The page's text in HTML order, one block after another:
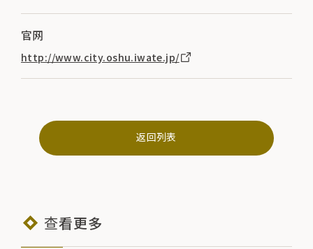
官网
http://www.city.oshu.iwate.jp/
返回列表
查看更多